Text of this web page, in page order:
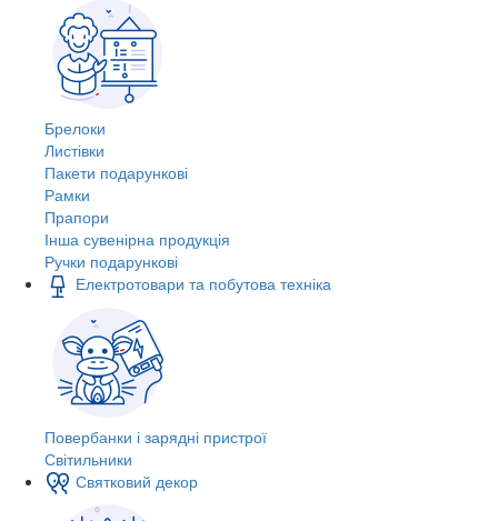
Брелоки
Листівки
Пакети подарункові
Рамки
Прапори
Інша сувенірна продукція
Ручки подарункові
Електротовари та побутова техніка
Повербанки і зарядні пристрої
Світильники
Святковий декор